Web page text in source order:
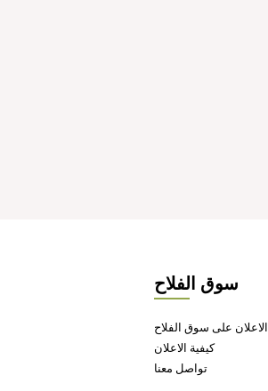
سوق الفلاح
الاعلان على سوق الفلاح
كيفية الاعلان
تواصل معنا